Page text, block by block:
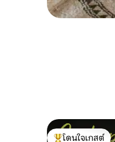
โดนใจเกสต์